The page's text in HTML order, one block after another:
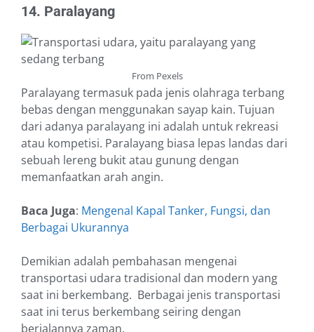
14. Paralayang
From Pexels
Paralayang termasuk pada jenis olahraga terbang
bebas dengan menggunakan sayap kain. Tujuan
dari adanya paralayang ini adalah untuk rekreasi
atau kompetisi. Paralayang biasa lepas landas dari
sebuah lereng bukit atau gunung dengan
memanfaatkan arah angin.
Baca Juga: Mengenal Kapal Tanker, Fungsi, dan
Berbagai Ukurannya
Demikian adalah pembahasan mengenai
transportasi udara tradisional dan modern yang
saat ini berkembang. Berbagai jenis transportasi
saat ini terus berkembang seiring dengan
berjalannya zaman.